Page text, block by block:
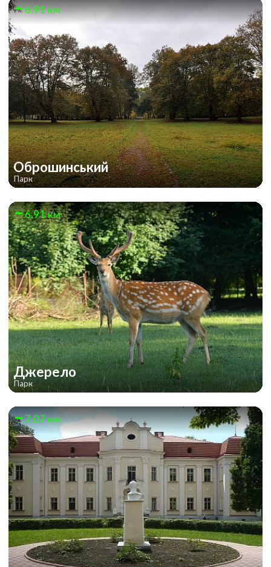
6.91 км
Оброшинський
Парк
6.91 км
Джерело
Парк
7.07 км